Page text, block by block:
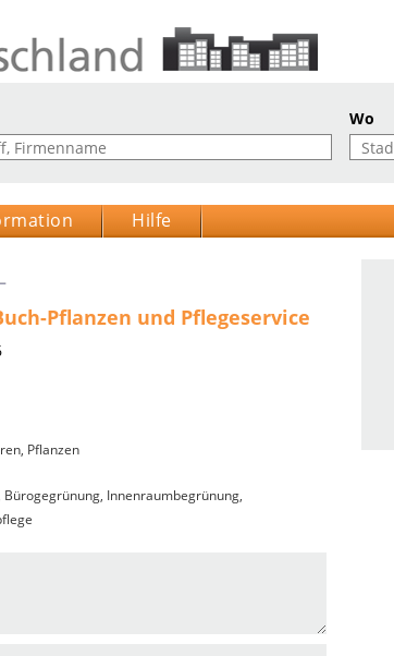
Wo
Hilfe
Pflanzen und Pflegeservice
, Pflanzen
Innenraumbegrünung,